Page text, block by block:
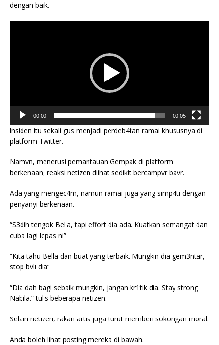
dengan baik.
00:00 00:05
lnsiden itu sekali gus menjadi perdeb4tan ramai khususnya di
platform Twitter.
Namvn, menerusi pemantauan Gempak di platform
berkenaan, reaksi netizen diihat sedikit bercampvr bavr.
Ada yang mengec4m, namun ramai juga yang simp4ti dengan
penyanyi berkenaan.
“S3dih tengok Bella, tapi effort dia ada. Kuatkan semangat dan
cuba lagi lepas ni”
“Kita tahu Bella dan buat yang terbaik. Mungkin dia gem3ntar,
stop bvli dia”
“Dia dah bagi sebaik mungkin, jangan kr1tik dia. Stay strong
Nabila.” tulis beberapa netizen.
Selain netizen, rakan artis juga turut memberi sokongan moral.
Anda boleh lihat posting mereka di bawah.